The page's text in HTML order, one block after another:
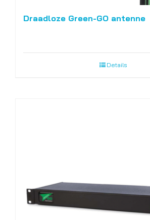
Draadloze Green-GO antenne
Details